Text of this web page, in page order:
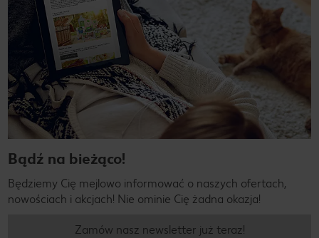
Bądź na bieżąco!
Będziemy Cię mejlowo informować o naszych ofertach,
nowościach i akcjach! Nie ominie Cię żadna okazja!
Zamów nasz newsletter już teraz!